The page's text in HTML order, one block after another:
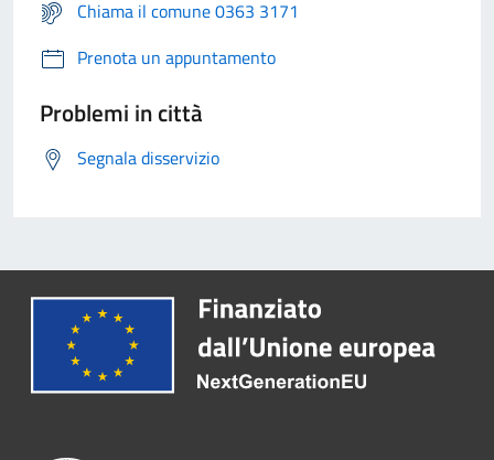
Chiama il comune 0363 3171
Prenota un appuntamento
Problemi in città
Segnala disservizio